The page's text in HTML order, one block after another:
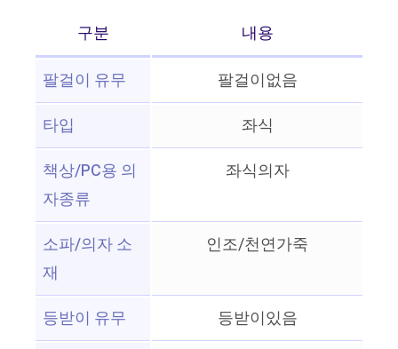
구분
내용
팔걸이 유무
팔걸이없음
타입
좌식
책상/PC용 의
자종류
좌식의자
소파/의자 소
재
인조/천연가죽
등받이 유무
등받이있음